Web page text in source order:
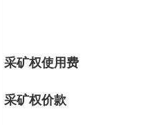
采矿权使用费
采矿权价款